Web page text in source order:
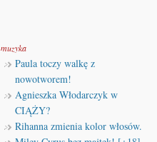
muzyka
Paula toczy walkę z
nowotworem!
Agnieszka Włodarczyk w
CIĄŻY?
Rihanna zmienia kolor włosów.